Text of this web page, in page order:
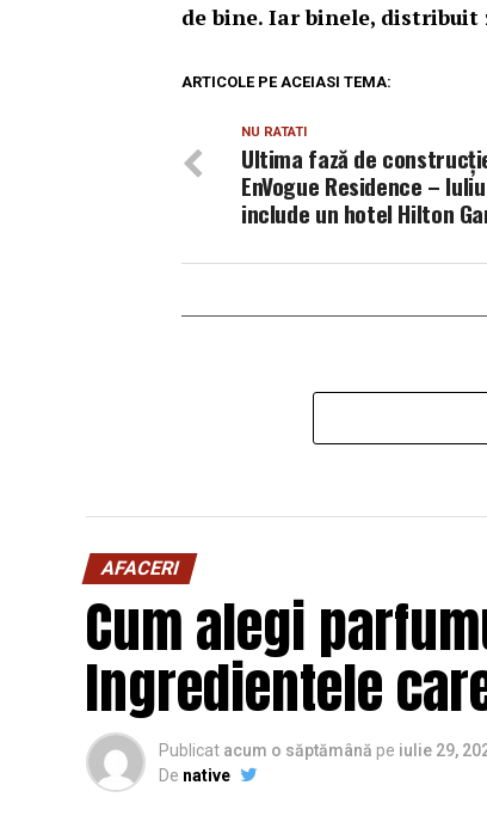
de bine. Iar binele, distribuit
ARTICOLE PE ACEIASI TEMA:
NU RATATI
Ultima fază de
EnVogue Residence –
include un hotel Hilton
AFACERI
Cum alegi
Ingredientele
Publicat acum o săptămână pe iulie 29,
De native